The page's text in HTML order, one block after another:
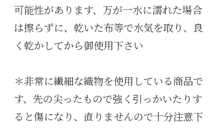
可能性があります、万が一水に濡れた場合
は擦らずに、乾いた布等で水気を取り、良
く乾かしてから御使用下さい
＊非常に繊細な織物を使用している商品で
す、先の尖ったもので強く引っかいたりす
ると傷になり、直りませんので十分注意下